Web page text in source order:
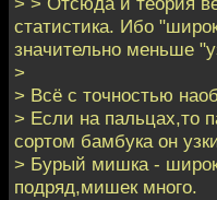
статистика. Ибо
значительно меньше
>
> Всё с точностью
> Если на пальцах,то
сортом бамбука он
> Бурый мишка -
подряд,мишек много.